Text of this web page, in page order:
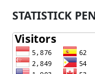
STATISTICK